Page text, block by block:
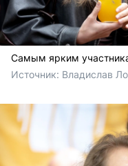
Самым ярким
Источник: Владислав